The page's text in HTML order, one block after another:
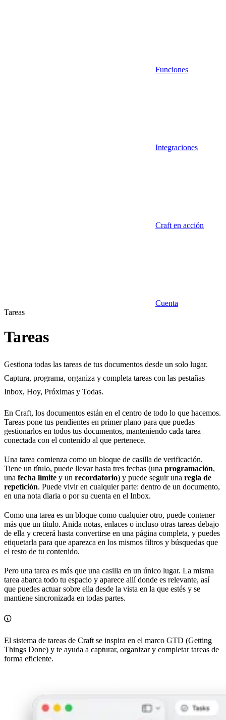
Funciones
Integraciones
Craft en acción
Cuenta
Tareas
Tareas
Gestiona todas las tareas de tus documentos desde un solo lugar.
Captura, programa, organiza y completa tareas con las pestañas
Inbox, Hoy, Próximas y Todas.
En Craft, los documentos están en el centro de todo lo que hacemos.
Tareas pone tus pendientes en primer plano para que puedas
gestionarlos en todos tus documentos, manteniendo cada tarea
conectada con el contenido al que pertenece.
Una tarea comienza como un bloque de casilla de verificación.
Tiene un título, puede llevar hasta tres fechas (una programación,
una fecha límite y un recordatorio) y puede seguir una regla de
repetición. Puede vivir en cualquier parte: dentro de un documento,
en una nota diaria o por su cuenta en el Inbox.
Como una tarea es un bloque como cualquier otro, puede contener
más que un título. Anida notas, enlaces o incluso otras tareas debajo
de ella y crecerá hasta convertirse en una página completa, y puedes
etiquetarla para que aparezca en los mismos filtros y búsquedas que
el resto de tu contenido.
Pero una tarea es más que una casilla en un único lugar. La misma
tarea abarca todo tu espacio y aparece allí donde es relevante, así
que puedes actuar sobre ella desde la vista en la que estés y se
mantiene sincronizada en todas partes.
El sistema de tareas de Craft se inspira en el marco GTD (Getting
Things Done) y te ayuda a capturar, organizar y completar tareas de
forma eficiente.